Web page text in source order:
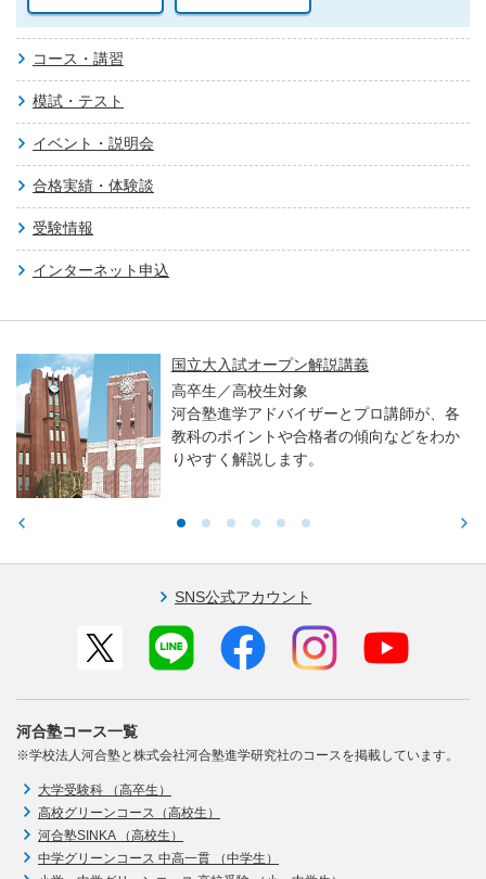
コース・講習
模試・テスト
イベント・説明会
合格実績・体験談
受験情報
インターネット申込
国立大入試オープン解説講義
高卒生／高校生対象
河合塾進学アドバイザーとプロ講師が、各
教科のポイントや合格者の傾向などをわか
りやすく解説します。
SNS公式アカウント
河合塾コース一覧
※学校法人河合塾と株式会社河合塾進学研究社のコースを掲載しています。
大学受験科 （高卒生）
高校グリーンコース（高校生）
河合塾SINKA （高校生）
中学グリーンコース 中高一貫 （中学生）